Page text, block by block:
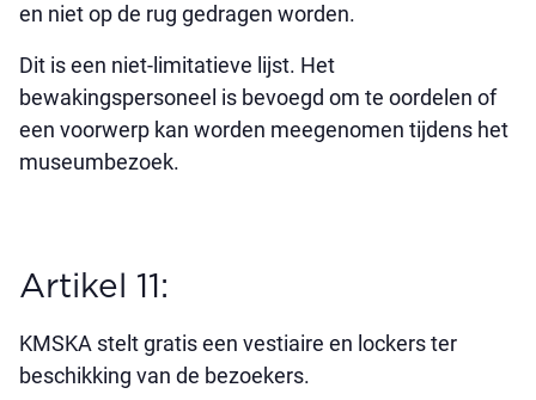
en niet op de rug gedragen worden.
Dit is een niet-limitatieve lijst. Het
bewakingspersoneel is bevoegd om te oordelen of
een voorwerp kan worden meegenomen tijdens het
museumbezoek.
Artikel 11:
KMSKA stelt gratis een vestiaire en lockers ter
beschikking van de bezoekers.